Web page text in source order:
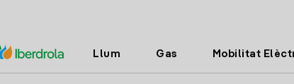
Llum Gas Mobilitat